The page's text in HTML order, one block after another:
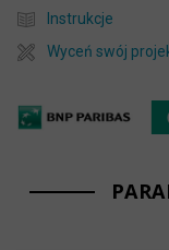
Instrukcje
Wyceń swój